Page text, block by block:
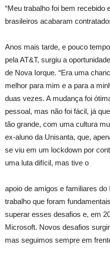
“Meu trabalho foi bem recebido
brasileiros acabaram
Anos mais tarde, e pouco
pela AT&T, surgiu a
de Nova Iorque. “Era uma
melhor para mim e a para a
duas vezes. A mudança foi
pessoal, mas não foi fácil, já
tão grande, com uma cultura
ex-aluno da Unisanta, que,
se viu em um lockdown por
uma luta difícil, mas tive o
apoio de amigos e familiares
trabalho que foram
superar esses desafios e, em
Microsoft. Novos desafios
mas seguimos sempre em